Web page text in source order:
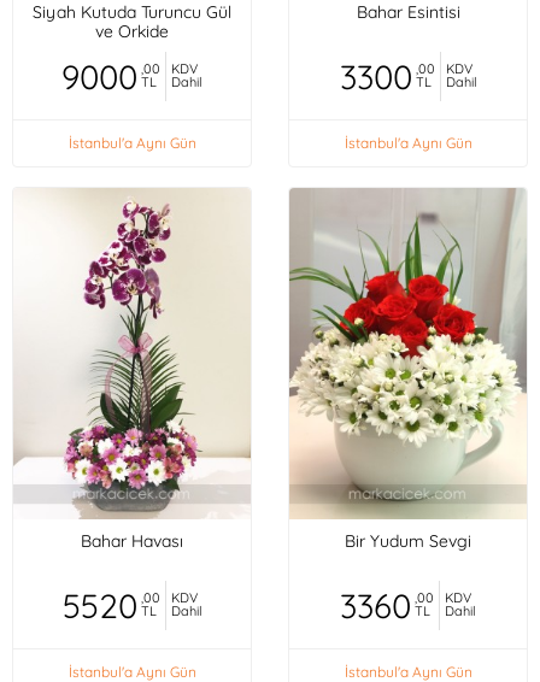
Siyah Kutuda Turuncu Gül
ve Orkide
9000 ,00
TL
KDV
Dahil
İstanbul'a Aynı Gün
Bahar Esintisi
3300 ,00
TL
KDV
Dahil
İstanbul'a Aynı Gün
Bahar Havası
5520 ,00
TL
KDV
Dahil
İstanbul'a Aynı Gün
Bir Yudum Sevgi
3360 ,00
TL
KDV
Dahil
İstanbul'a Aynı Gün